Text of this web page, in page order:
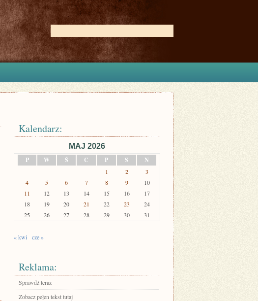
Kalendarz:
MAJ 2026
P
W Ś C P S N
1 2
3
4
5 6 7 8 9
10
11
12 13 14 15 16
17
18
19 20 21 22 23
24
25
26 27 28 29 30 31
« kwi cze »
Reklama:
Sprawdź teraz
Zobacz pełen tekst tutaj